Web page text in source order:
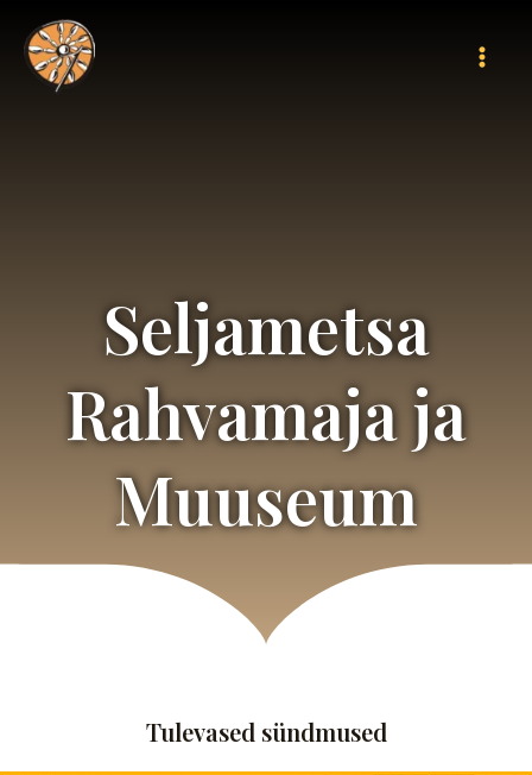
content
Seljametsa
Rahvamaja ja
Muuseum
Tulevased sündmused